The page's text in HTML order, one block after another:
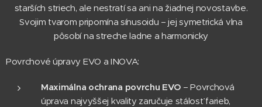
starších striech, ale nestratí sa ani na žiadnej novostavbe.
Svojim tvarom pripomína sínusoidu – jej symetrická vlna
pôsobí na streche ladne a harmonicky
Povrchové úpravy EVO a INOVA:
Maximálna ochrana povrchu EVO – Povrchová
úprava najvyššej kvality zaručuje stálosť farieb,